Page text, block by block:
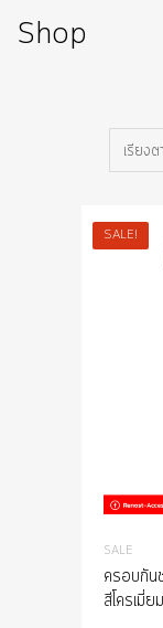
Shop
SALE!
SALE
ครอบกั
สีโครเมี่ยม